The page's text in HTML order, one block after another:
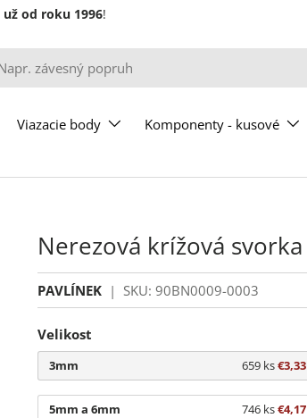
už od roku 1996!
Viazacie body Komponenty - kusové
Nerezová krížová svorka
PAVLÍNEK| SKU: 90BN0009-0003
Velikost
3mm 659 ks€3,33
5mm a 6mm 746 ks€4,17